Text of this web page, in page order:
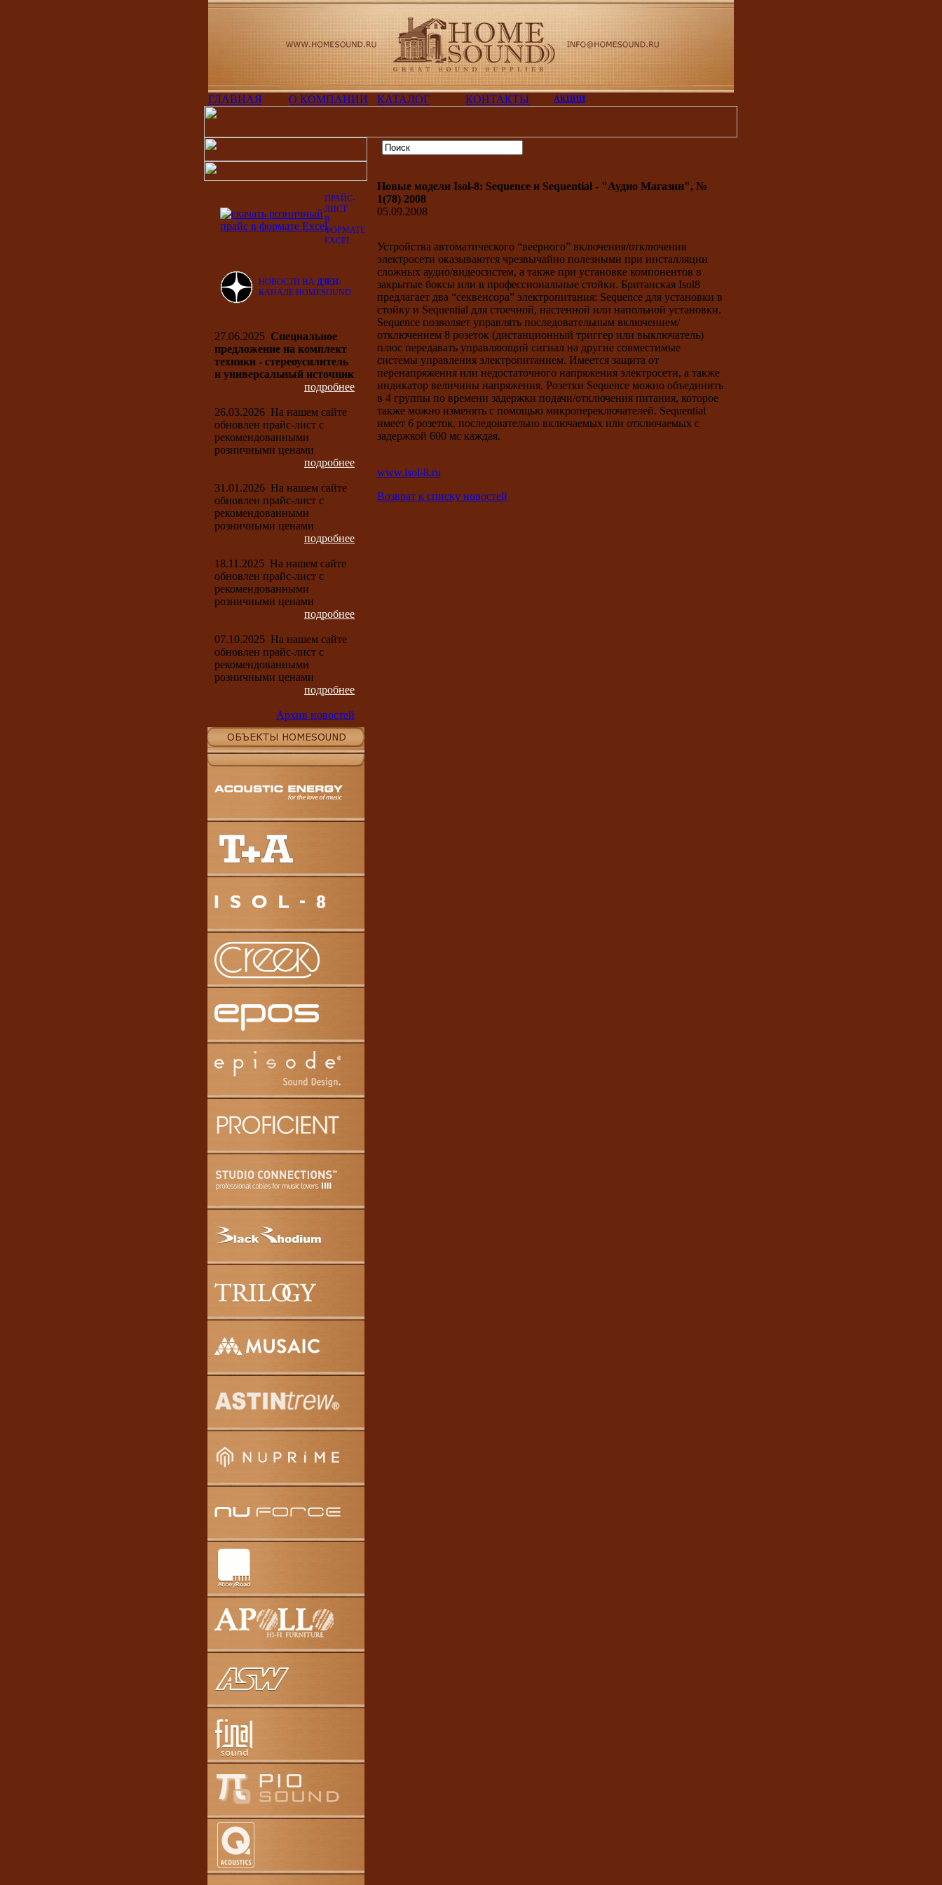
ГЛАВНАЯ О КОМПАНИИ КАТАЛОГ КОНТАКТЫ АКЦИИ
ПРАЙС-
ЛИСТ
В
ФОРМАТЕ
EXCEL
НОВОСТИ НА ДЗЕН-
КАНАЛЕ HOMESOUND
27.06.2025 Специальное
предложение на комплект
техники - стереоусилитель
и универсальный источник
подробнее
26.03.2026 На нашем сайте
обновлен прайс-лист с
рекомендованными
розничными ценами
подробнее
31.01.2026 На нашем сайте
обновлен прайс-лист с
рекомендованными
розничными ценами
подробнее
18.11.2025 На нашем сайте
обновлен прайс-лист с
рекомендованными
розничными ценами
подробнее
07.10.2025 На нашем сайте
обновлен прайс-лист с
рекомендованными
розничными ценами
подробнее
Архив новостей
Новые модели Isol-8: Sequence и Sequential - "Аудио Магазин", №
1(78) 2008
05.09.2008
Устройства автоматического “веерного” включения/отключения
электросети оказываются чрезвычайно полезными при инсталляции
сложных аудио/видеосистем, а также при установке компонентов в
закрытые боксы или в профессиональные стойки. Британская Isol8
предлагает два “секвенсора” электропитания: Sequence для установки в
стойку и Sequential для стоечной, настенной или напольной установки.
Sequence позволяет управлять последовательным включением/
отключением 8 розеток (дистанционный триггер или выключатель)
плюс передавать управляющий сигнал на другие совместимые
системы управления электропитанием. Имеется защита от
перенапряжения или недостаточного напряжения электросети, а также
индикатор величины напряжения. Розетки Sequence можно объединить
в 4 группы по времени задержки подачи/отключения питания, которое
также можно изменять с помощью микропереключателей. Sequential
имеет 6 розеток, последовательно включаемых или отключаемых с
задержкой 600 мс каждая.
www.isol-8.ru
Возврат к списку новостей